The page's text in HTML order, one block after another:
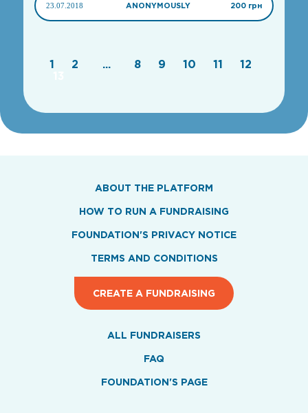
23.07.2018 ANONYMOUSLY 200 грн
1 2 ... 8 9 10 11
12
ABOUT THE PLATFORM
HOW TO RUN A FUNDRAISING
FOUNDATION'S PRIVACY NOTICE
TERMS AND CONDITIONS
CREATE A FUNDRAISING
ALL FUNDRAISERS
FAQ
FOUNDATION'S PAGE